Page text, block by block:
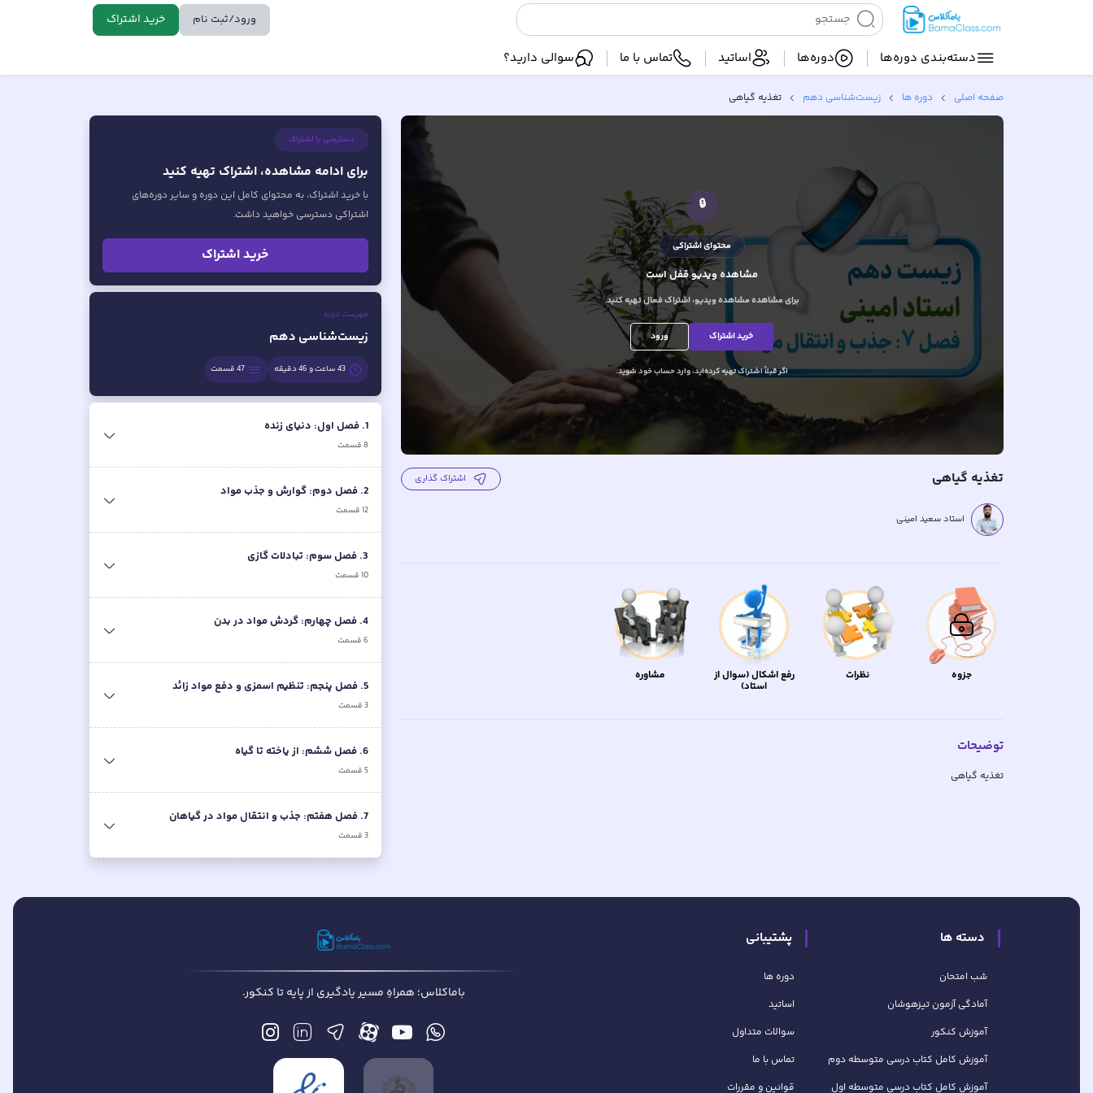
ورود/ثبت نام خرید اشتراک
دسته‌بندی‌ دوره‌ها دوره‌ها اساتید تماس با ما سوالی دارید؟
صفحه اصلی دوره ها زیست‌شناسی دهم تغذیه گیاهی
🔒
محتوای اشتراکی
مشاهده ویدیوقفل است
برای مشاهده مشاهده ویدیو، اشتراک فعال تهیه کنید.
خرید اشتراک ورود
اگر قبلاًاشتراک تهیه کرده‌اید، وارد حساب خود شوید.
تغذیه گیاهی اشتراک گذاری
استاد سعید امینی
جزوه نظرات رفع اشکال (سوال از
استاد)
مشاوره
توضیحات
تغذیه گیاهی
دسترسی با اشتراک
برای ادامه مشاهده، اشتراک تهیه کنید
با خرید اشتراک، به محتوای کامل این دوره و سایر دوره‌های
اشتراکی دسترسی خواهید داشت.
خرید اشتراک
فهرست دوره
زیست‌شناسی دهم
43 ساعت و 46 دقیقه 47قسمت
1
.فصل اول: دنیای زنده
8قسمت
2
.فصل دوم: گوارش و جذب مواد
12قسمت
3
.فصل سوم: تبادلات گازی
10قسمت
4
.فصل چهارم: گردش مواد در بدن
6قسمت
5
.فصل پنجم: تنظیم اسمزی و دفع مواد زائد
3قسمت
6
.فصل ششم: از یاخته تا گیاه
5قسمت
7
.فصل هفتم: جذب و انتقال مواد در گیاهان
3قسمت
دسته ها
شب امتحان
آمادگی آزمون تیزهوشان
آموزش کنکور
آموزش کامل کتاب‌ درسی متوسطه دوم
آموزش کامل کتاب‌ درسی متوسطه اول
پشتیبانی
دوره ها
اساتید
سوالات متداول
تماس با ما
قوانین و مقررات
باماکلاس؛ همراهِ مسیر یادگیری از پایه تا کنکور.